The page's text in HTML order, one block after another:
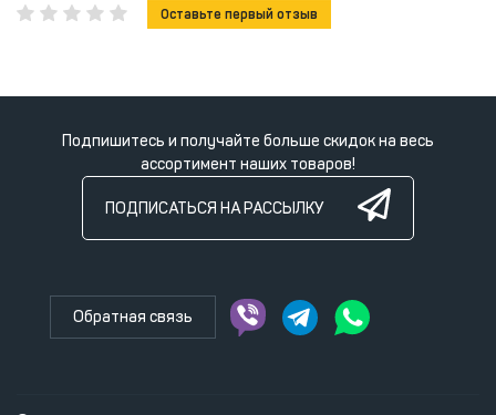
• Конструкция кожуха разработана таким образом, что
Виброгосящие Опоры.
• Сварочный ток с плавной регулировкой до 230 А позволяет
производить продолжительную (ПВ-80%) сврку Электродом 5
мм, не перегружая и не перегревая генератор.
• Быстроразъемные Соединения сварочных кабелей такого же
позволяют подключать кабель сечением до 70мм.
• Кожух окрашен Методом Порошковой Окраски, которая
Оставьте первый отзыв
Подпишитесь и получайте больше скидок на весь
ассортимент наших товаров!
ПОДПИСАТЬСЯ НА РАССЫЛКУ
Обратная связь